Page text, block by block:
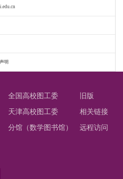
明
全国高校图工委 旧版
天津高校图工委 相关链接
分馆（数学图书馆） 远程访问